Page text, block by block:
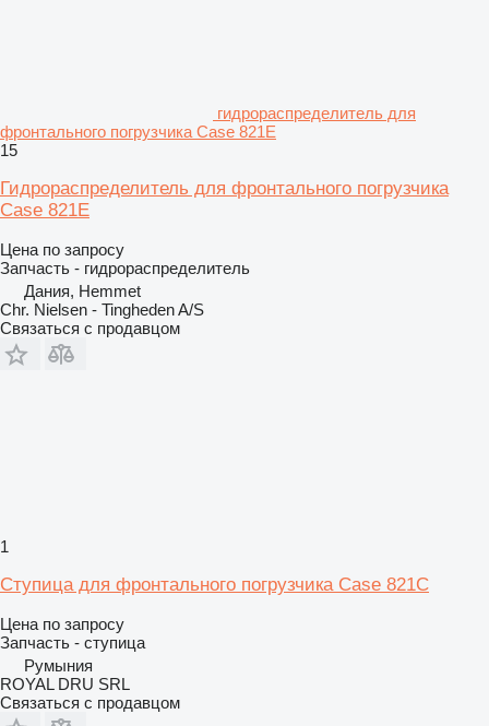
гидрораспределитель для
фронтального погрузчика Case 821E
15
Гидрораспределитель для фронтального погрузчика
Case 821E
Цена по запросу
Запчасть - гидрораспределитель
Дания, Hemmet
Chr. Nielsen - Tingheden A/S
Связаться с продавцом
1
Ступица для фронтального погрузчика Case 821C
Цена по запросу
Запчасть - ступица
Румыния
ROYAL DRU SRL
Связаться с продавцом